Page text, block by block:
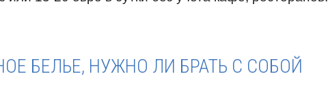
БЕЛЬЕ, НУЖНО ЛИ БРАТЬ С СОБОЙ